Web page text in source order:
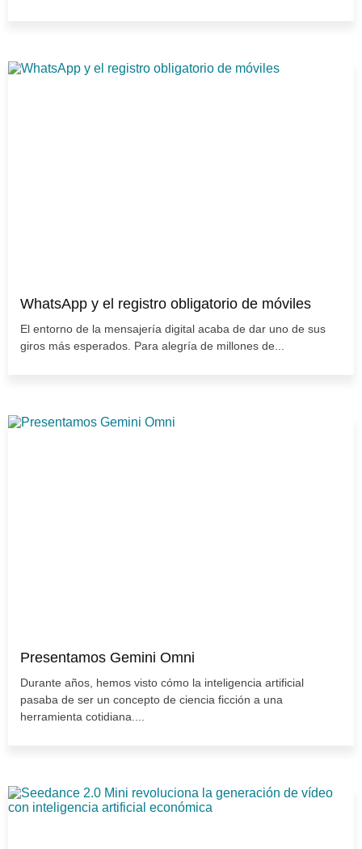
WhatsApp y el registro obligatorio de móviles
El entorno de la mensajería digital acaba de dar uno de sus
giros más esperados. Para alegría de millones de...
Presentamos Gemini Omni
Durante años, hemos visto cómo la inteligencia artificial
pasaba de ser un concepto de ciencia ficción a una
herramienta cotidiana....